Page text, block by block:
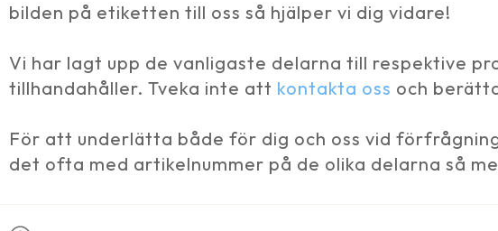
bilden på etiketten till oss så hjälper vi dig vidare!
Vi har lagt upp de vanligaste delarna till respektive
tillhandahåller. Tveka inte att kontakta oss och
För att underlätta både för dig och oss vid
det ofta med artikelnummer på de olika delarna så